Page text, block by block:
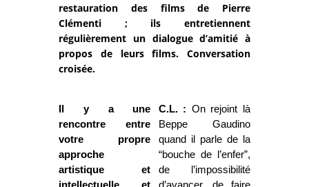
restauration des films de Pierre
Clémenti ; ils entretiennent
régulièrement un dialogue d’amitié à
propos de leurs films. Conversation
croisée.
Il y a une
rencontre entre
votre propre
approche
artistique et
intellectuelle, et
C.L. : On rejoint là
Beppe Gaudino
quand il parle de la
“bouche de l’enfer”,
de l’impossibilité
d’avancer, de faire